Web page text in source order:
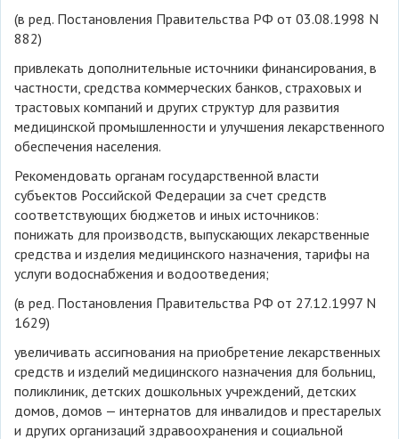
(в ред. Постановления Правительства РФ от 03.08.1998 N
882)
привлекать дополнительные источники финансирования, в
частности, средства коммерческих банков, страховых и
трастовых компаний и других структур для развития
медицинской промышленности и улучшения лекарственного
обеспечения населения.
Рекомендовать органам государственной власти
субъектов Российской Федерации за счет средств
соответствующих бюджетов и иных источников:
понижать для производств, выпускающих лекарственные
средства и изделия медицинского назначения, тарифы на
услуги водоснабжения и водоотведения;
(в ред. Постановления Правительства РФ от 27.12.1997 N
1629)
увеличивать ассигнования на приобретение лекарственных
средств и изделий медицинского назначения для больниц,
поликлиник, детских дошкольных учреждений, детских
домов, домов — интернатов для инвалидов и престарелых
и других организаций здравоохранения и социальной